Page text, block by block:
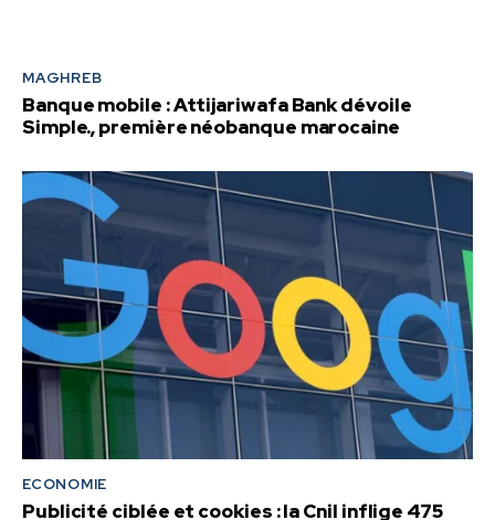
MAGHREB
Banque mobile : Attijariwafa Bank dévoile
Simple., première néobanque marocaine
ECONOMIE
Publicité ciblée et cookies : la Cnil inflige 475